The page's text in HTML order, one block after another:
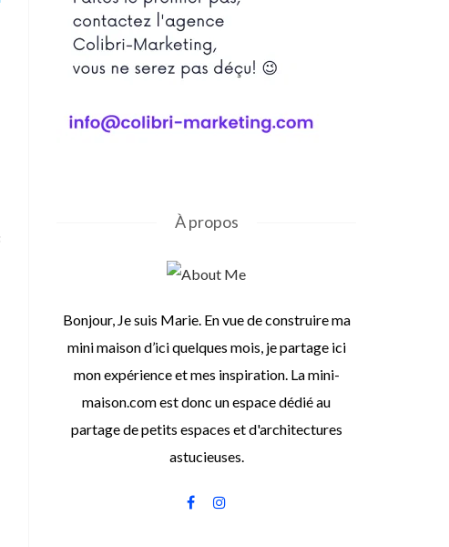
À propos
Bonjour, Je suis Marie. En vue de construire ma
mini maison d’ici quelques mois, je partage ici
mon expérience et mes inspiration. La mini-
maison.com est donc un espace dédié au
partage de petits espaces et d'architectures
astucieuses.